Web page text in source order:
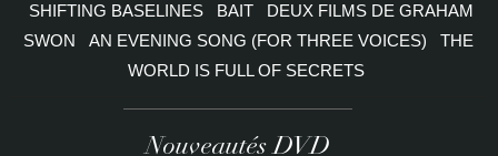
SHIFTING BASELINES BAIT
DEUX FILMS DE GRAHAM
SWON
AN EVENING SONG (FOR THREE VOICES)
THE
WORLD IS FULL OF SECRETS
Nouveautés DVD